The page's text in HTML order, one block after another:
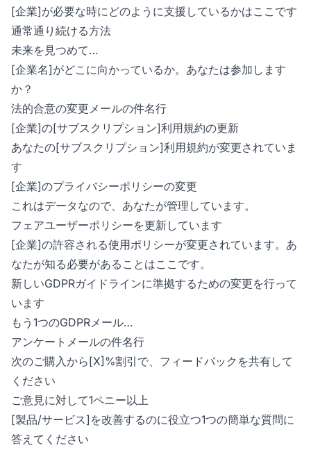
[企業]が必要な時にどのように支援しているかはここです
通常通り続ける方法
未来を見つめて…
[企業名]がどこに向かっているか。あなたは参加します
か？
法的合意の変更メールの件名行
[企業]の[サブスクリプション]利用規約の更新
あなたの[サブスクリプション]利用規約が変更されていま
す
[企業]のプライバシーポリシーの変更
これはデータなので、あなたが管理しています。
フェアユーザーポリシーを更新しています
[企業]の許容される使用ポリシーが変更されています。あ
なたが知る必要があることはここです。
新しいGDPRガイドラインに準拠するための変更を行って
います
もう1つのGDPRメール…
アンケートメールの件名行
次のご購入から[X]%割引で、フィードバックを共有して
ください
ご意見に対して1ペニー以上
[製品/サービス]を改善するのに役立つ1つの簡単な質問に
答えてください